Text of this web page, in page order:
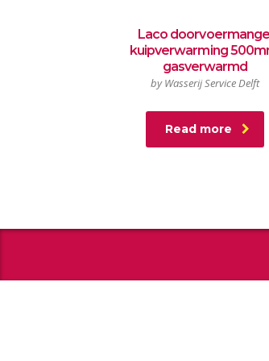
Laco
kuipverwarming
gasverwarmd
by Wasserij Service Delft
Read more